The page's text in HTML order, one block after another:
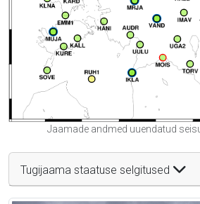
Jaamade andmed uuendatud
Tugijaama staatuse selgitused